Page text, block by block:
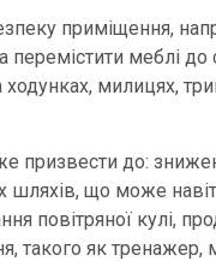
приміщення,
меблі до
милицях,
призвести до:
шляхів, що може
повітряної кулі,
такого як